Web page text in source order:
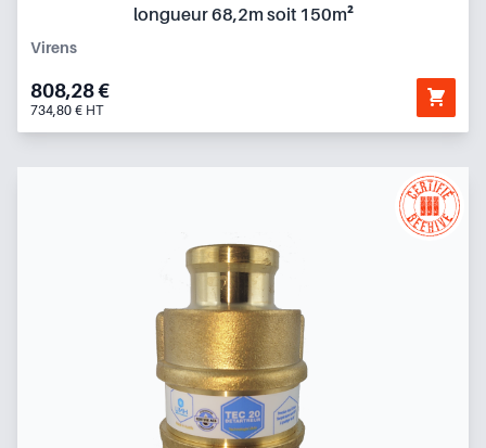
longueur 68,2m soit 150m²
Virens
808,28 €
734,80 € HT